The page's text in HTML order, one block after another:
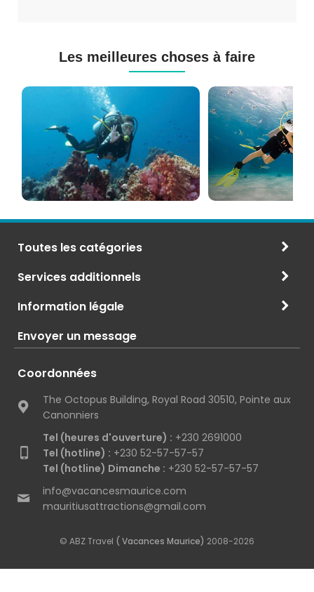
Les meilleures choses à faire
de
Sous-
marine
à
Maurice
Toutes les catégories
Services additionnels
Information légale
Envoyer un message
Coordonnées
The Octopus Building, Royal Road 30510, Pointe aux
Canonniers
Tel (heures d'ouverture) : +230 2691000
Tel (hotline) : +230 52-57-57-57
Tel (hotline) Dimanche : +230 52-57-57-57
info@vacancesmaurice.com
mauritiusattractions@gmail.com
© ABZ Travel ( Vacances Maurice) 2008-2026